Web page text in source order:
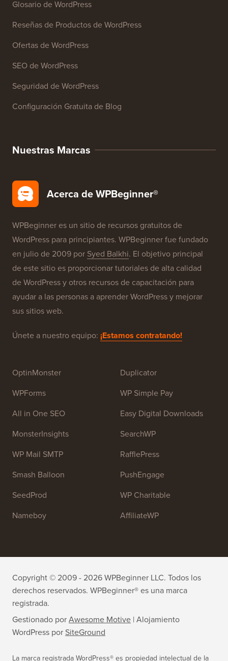
Glosario de WordPress
Reseñas de Productos de WordPress
Ofertas de WordPress
SEO de WordPress
Seguridad de WordPress
Configuración Gratuita de Blog
Nuestras Marcas
Acerca de WPBeginner®
WPBeginner es un sitio de recursos gratuitos de
WordPress para principiantes. WPBeginner fue fundado
en julio de 2009 por Syed Balkhi. El objetivo principal
de este sitio es proporcionar tutoriales de alta calidad
de WordPress y otros recursos de capacitación para
ayudar a las personas a aprender WordPress y mejorar
sus sitios web.
Únete a nuestro equipo: ¡Estamos contratando!
OptinMonster
WPForms
All in One SEO
MonsterInsights
WP Mail SMTP
Smash Balloon
SeedProd
Nameboy
Duplicator
WP Simple Pay
Easy Digital Downloads
SearchWP
RafflePress
PushEngage
WP Charitable
AffiliateWP
Copyright © 2009 - 2026 WPBeginner LLC. Todos los
derechos reservados. WPBeginner® es una marca
registrada.
Gestionado porAwesome Motive | Alojamiento
WordPress porSiteGround
La marca registrada WordPress® es propiedad intelectual de la